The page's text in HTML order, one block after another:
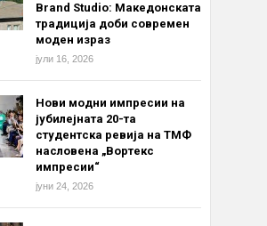
Brand Studio: Македонската
традиција доби современ
моден израз
јули 16, 2026
Нови модни импресии на
јубилејната 20-та
студентска ревија на ТМФ
насловена „Вортекс
импресии“
јуни 24, 2026